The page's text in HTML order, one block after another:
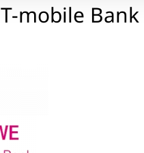
T-mobile Bank